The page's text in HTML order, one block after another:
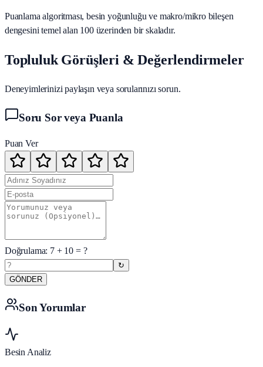
Puanlama algoritması, besin yoğunluğu ve makro/mikro bileşen
dengesini temel alan 100 üzerinden bir skaladır.
Topluluk Görüşleri & Değerlendirmeler
Deneyimlerinizi paylaşın veya sorularınızı sorun.
Soru Sor veya Puanla
Puan Ver
Doğrulama: 7+ 10 = ?
↻
GÖNDER
Son Yorumlar
Besin Analiz